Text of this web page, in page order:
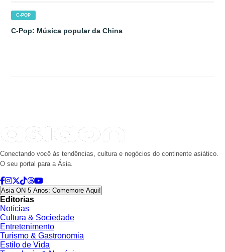
C-POP
C-Pop: Música popular da China
Conectando você às tendências, cultura e negócios do continente asiático.
O seu portal para a Ásia.
Asia ON 5 Anos: Comemore Aqui!
Editorias
Notícias
Cultura & Sociedade
Entretenimento
Turismo & Gastronomia
Estilo de Vida